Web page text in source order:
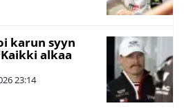
karun syyn
alkaa
23:14